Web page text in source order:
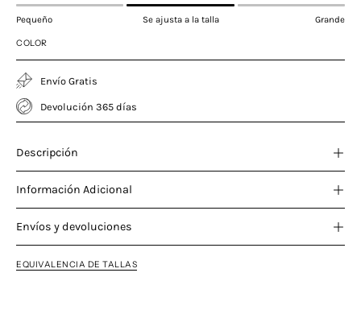
Pequeño Se ajusta a la talla Grande
COLOR
Envío Gratis
Devolución 365 días
Descripción
Información Adicional
Envíos y devoluciones
EQUIVALENCIA DE TALLAS